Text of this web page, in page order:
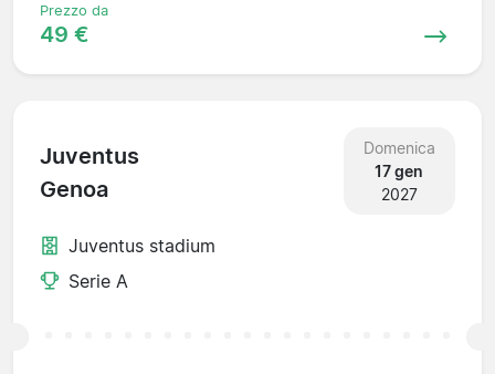
Prezzo da
49 €
Juventus
Genoa
Domenica
17 gen
2027
Juventus stadium
Serie A